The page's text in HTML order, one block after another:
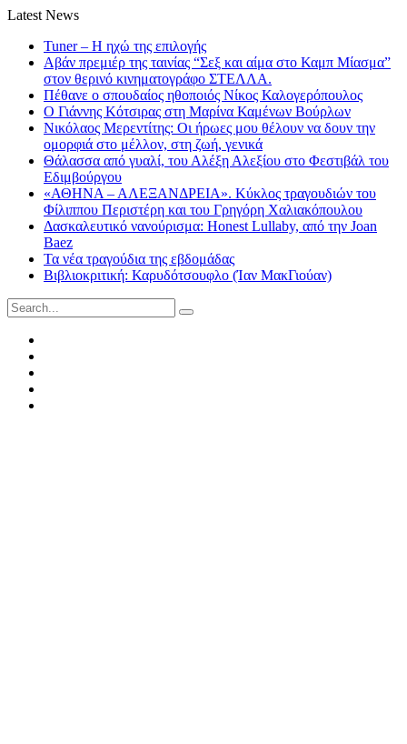
Latest News
Tuner – Η ηχώ της επιλογής
Αβάν πρεμιέρ της ταινίας “Σεξ και αίμα στο Καμπ Μίασμα”
στον θερινό κινηματογράφο ΣΤΕΛΛΑ.
Πέθανε ο σπουδαίος ηθοποιός Νίκος Καλογερόπουλος
Ο Γιάννης Κότσιρας στη Μαρίνα Καμένων Βούρλων
Νικόλαος Μερεντίτης: Οι ήρωες μου θέλουν να δουν την
ομορφιά στο μέλλον, στη ζωή, γενικά
Θάλασσα από γυαλί, του Αλέξη Αλεξίου στο Φεστιβάλ του
Εδιμβούργου
«ΑΘΗΝΑ – ΑΛΕΞΑΝΔΡΕΙΑ». Κύκλος τραγουδιών του
Φίλιππου Περιστέρη και του Γρηγόρη Χαλιακόπουλου
Δασκαλευτικό νανούρισμα: Honest Lullaby, από την Joan
Baez
Τα νέα τραγούδια της εβδομάδας
Βιβλιοκριτική: Καρυδότσουφλο (Ίαν ΜακΓιούαν)
Search
for: